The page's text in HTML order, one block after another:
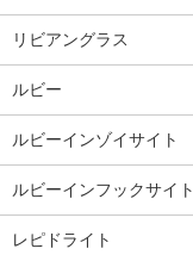
リビアングラス
ルビー
ルビーインゾイサイト
ルビーインフックサイト
レピドライト